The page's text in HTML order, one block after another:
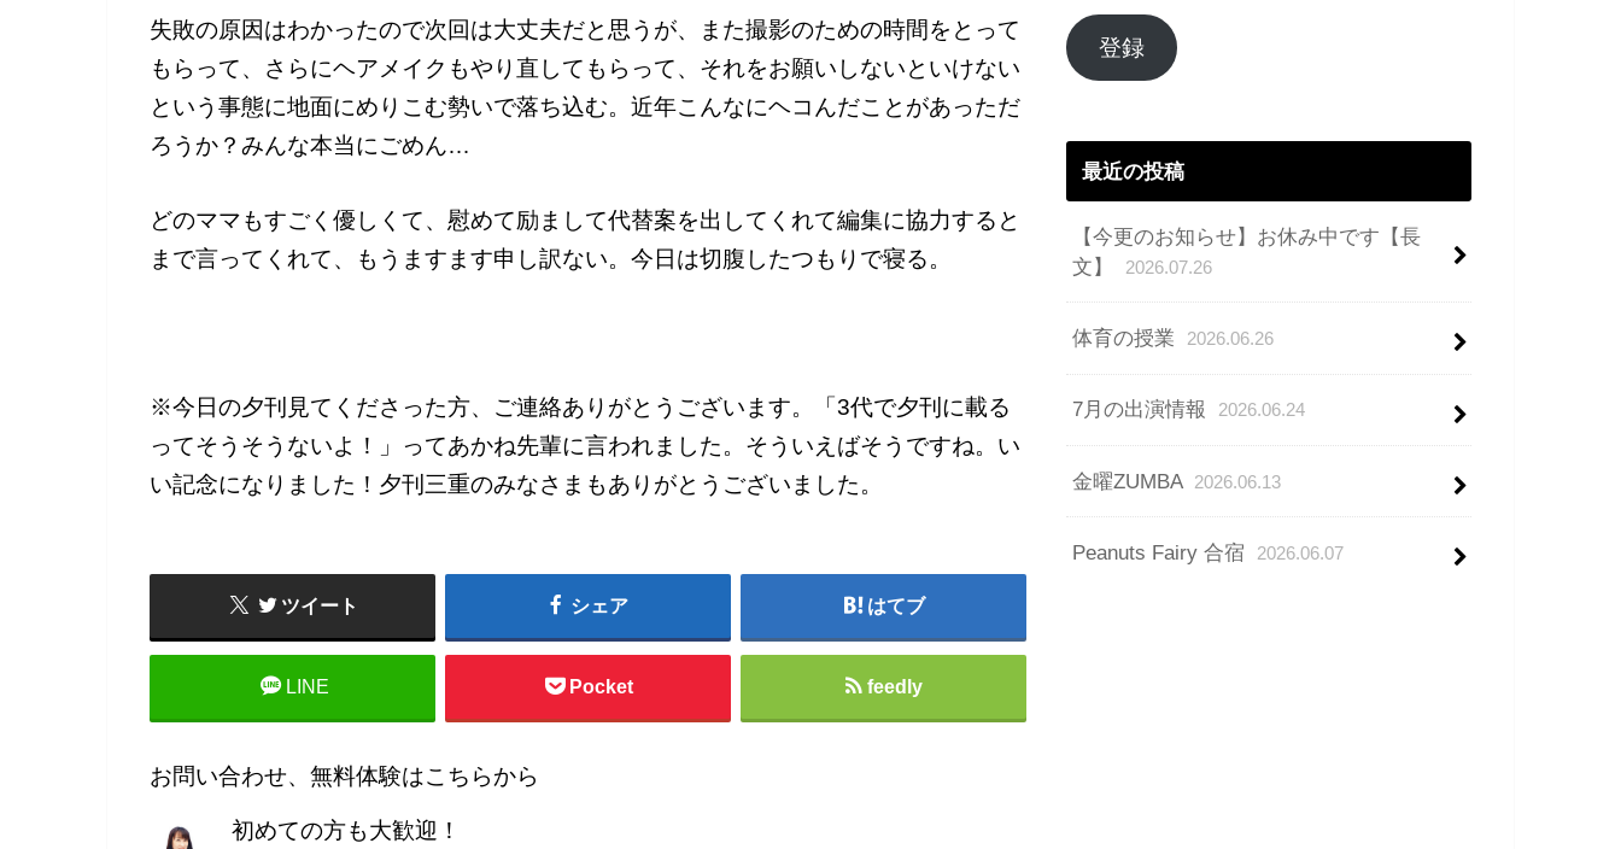
失敗の原因はわかったので次回は大丈夫だと思うが、また撮影のための時間をとって
もらって、さらにヘアメイクもやり直してもらって、それをお願いしないといけない
という事態に地面にめりこむ勢いで落ち込む。近年こんなにヘコんだことがあっただ
ろうか？みんな本当にごめん…
どのママもすごく優しくて、慰めて励まして代替案を出してくれて編集に協力すると
まで言ってくれて、もうますます申し訳ない。今日は切腹したつもりで寝る。
※今日の夕刊見てくださった方、ご連絡ありがとうございます。「3代で夕刊に載る
ってそうそうないよ！」ってあかね先輩に言われました。そういえばそうですね。い
い記念になりました！夕刊三重のみなさまもありがとうございました。
ツイート シェア はてブ
LINE Pocket feedly
お問い合わせ、無料体験はこちらから
初めての方も大歓迎！
ル
ア
ド
登録
最近の投稿
【今更のお知らせ】お休み中です【長
文】
2026.07.26
体育の授業 2026.06.26
7月の出演情報 2026.06.24
金曜ZUMBA 2026.06.13
Peanuts Fairy 合宿 2026.06.07